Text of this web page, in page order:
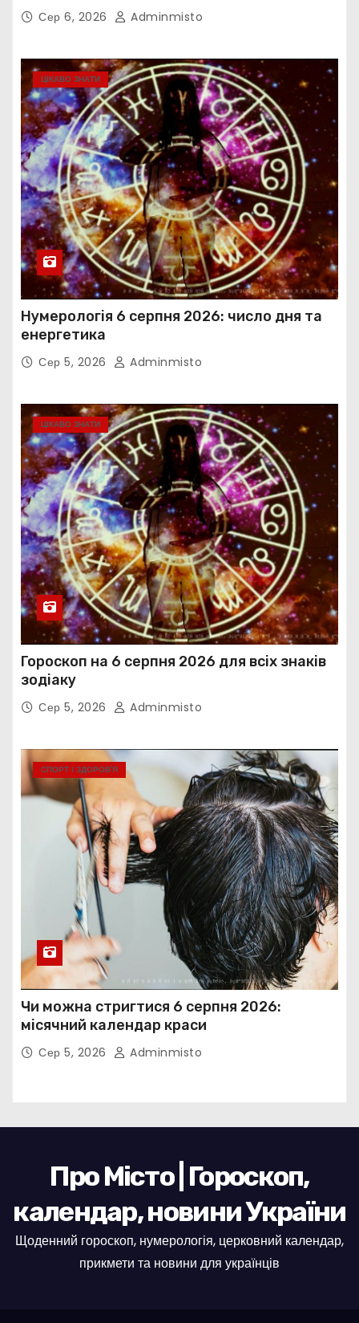
Сер 6, 2026 Adminmisto
ЦІКАВО ЗНАТИ
Нумерологія 6 серпня 2026: число дня та
енергетика
Сер 5, 2026 Adminmisto
ЦІКАВО ЗНАТИ
Гороскоп на 6 серпня 2026 для всіх знаків
зодіаку
Сер 5, 2026 Adminmisto
СПОРТ І ЗДОРОВ’Я
Чи можна стригтися 6 серпня 2026:
місячний календар краси
Сер 5, 2026 Adminmisto
Про Місто | Гороскоп,
календар, новини України
Щоденний гороскоп, нумерологія, церковний календар,
прикмети та новини для українців